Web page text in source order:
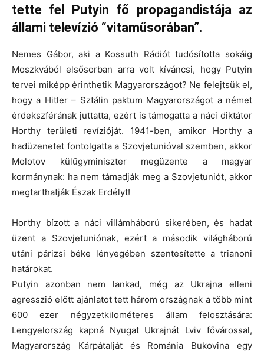
tette fel Putyin fő propagandistája az
állami televízió “vitaműsorában”.
Nemes Gábor, aki a Kossuth Rádiót tudósította sokáig
Moszkvából elsősorban arra volt kíváncsi, hogy Putyin
tervei miképp érinthetik Magyarországot? Ne felejtsük el,
hogy a Hitler – Sztálin paktum Magyarországot a német
érdekszférának juttatta, ezért is támogatta a náci diktátor
Horthy területi revízióját. 1941-ben, amikor Horthy a
hadüzenetet fontolgatta a Szovjetunióval szemben, akkor
Molotov külügyminiszter megüzente a magyar
kormánynak: ha nem támadják meg a Szovjetuniót, akkor
megtarthatják Észak Erdélyt!
Horthy bízott a náci villámháború sikerében, és hadat
üzent a Szovjetuniónak, ezért a második világháború
utáni párizsi béke lényegében szentesítette a trianoni
határokat.
Putyin azonban nem lankad, még az Ukrajna elleni
agresszió előtt ajánlatot tett három országnak a több mint
600 ezer négyzetkilométeres állam felosztására:
Lengyelország kapná Nyugat Ukrajnát Lviv fővárossal,
Magyarország Kárpátalját és Románia Bukovina egy